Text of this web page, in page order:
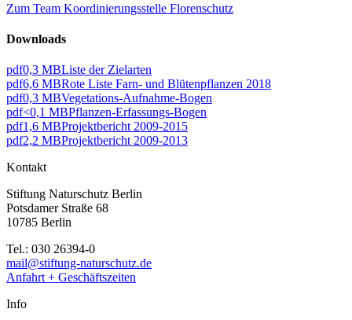
Zum Team Koordinierungsstelle Florenschutz
Downloads
pdf0,3 MBListe der Zielarten
pdf6,6 MBRote Liste Farn- und Blütenpflanzen 2018
pdf0,3 MBVegetations-Aufnahme-Bogen
pdf<0,1 MBPflanzen-Erfassungs-Bogen
pdf1,6 MBProjektbericht 2009-2015
pdf2,2 MBProjektbericht 2009-2013
Kontakt
Stiftung Naturschutz Berlin
Potsdamer Straße 68
10785 Berlin
Tel.: 030 26394-0
mail@stiftung-naturschutz.de
Anfahrt + Geschäftszeiten
Info